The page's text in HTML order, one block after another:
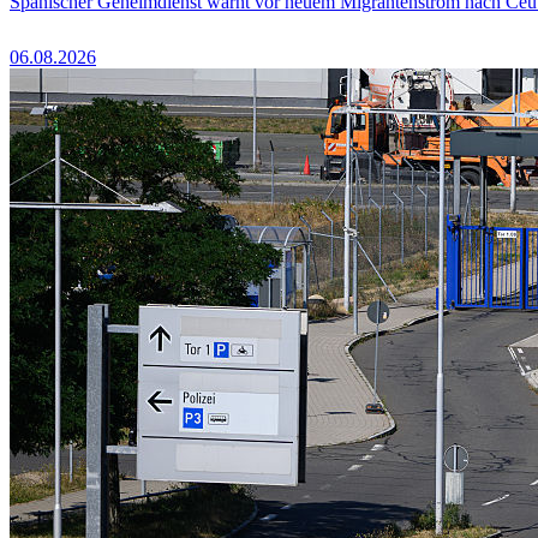
06.08.2026